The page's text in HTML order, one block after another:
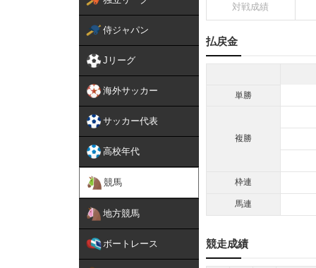
侍ジャパン
Jリーグ
海外サッカー
サッカー代表
高校年代
競馬
地方競馬
ボートレース
対戦成績
払戻金
単勝
複勝
枠連
馬連
競走成績